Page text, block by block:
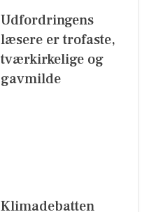
Udfordringens
læsere er trofaste,
tværkirkelige og
gavmilde
Klimadebatten